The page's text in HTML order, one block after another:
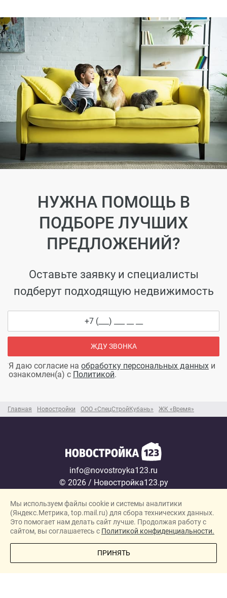
Главная Новостройки ООО «СпецСтройКубань» ЖК «Время»
НУЖНА ПОМОЩЬ В
ПОДБОРЕ ЛУЧШИХ
ПРЕДЛОЖЕНИЙ?
Оставьте заявку и специалисты
подберут подходящую недвижимость
ЖДУ ЗВОНКА
Я даю согласие на обработку персональных данных и
ознакомлен(а) с Политикой.
info@novostroyka123.ru
© 2026 / Новостройка123.ру
Политика конфиденциальности
Согласие на обработку персональных данных
Новостройки
Застройщики
ПОЗВОНИТЕ МНЕ
Мы используем файлы cookie и системы аналитики
(Яндекс.Метрика, top.mail.ru) для сбора технических данных.
Это помогает нам делать сайт лучше. Продолжая работу с
сайтом, вы соглашаетесь с Политикой конфиденциальности.
ПРИНЯТЬ